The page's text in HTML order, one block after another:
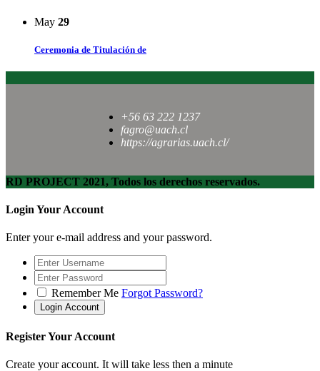
May 29
Ceremonia de Titulación de
+56 63 222 1237
fagro@uach.cl
https://agrarias.uach.cl/
RD PROJECT 2021, Todos los derechos reservados.
Login Your Account
Enter your e-mail address and your password.
Remember Me Forgot Password?
Register Your Account
Create your account. It will take less then a minute